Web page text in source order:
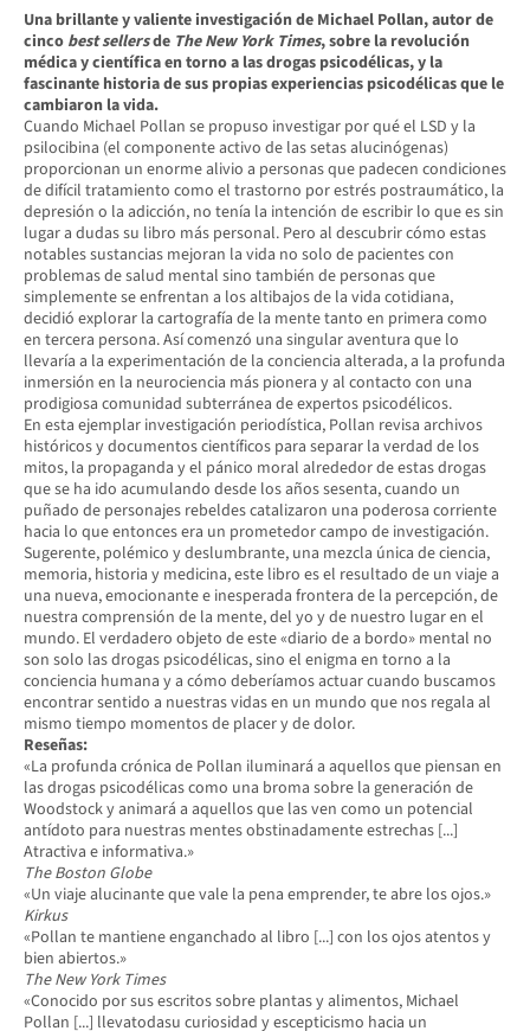
Una brillante y valiente investigación de Michael Pollan, autor de
cinco best sellersde The New York Times, sobre la revolución
médica y científica en torno a las drogas psicodélicas, y la
fascinante historia de sus propias experiencias psicodélicas que le
cambiaron la vida.
Cuando Michael Pollan se propuso investigar por qué el LSD y la
psilocibina (el componente activo de las setas alucinógenas)
proporcionan un enorme alivio a personas que padecen condiciones
de difícil tratamiento como el trastorno por estrés postraumático, la
depresión o la adicción, no tenía la intención de escribir lo que es sin
lugar a dudas su libro más personal. Pero al descubrir cómo estas
notables sustancias mejoran la vida no solo de pacientes con
problemas de salud mental sino también de personas que
simplemente se enfrentan a los altibajos de la vida cotidiana,
decidió explorar la cartografía de la mente tanto en primera como
en tercera persona. Así comenzó una singular aventura que lo
llevaría a la experimentación de la conciencia alterada, a la profunda
inmersión en la neurociencia más pionera y al contacto con una
prodigiosa comunidad subterránea de expertos psicodélicos.
En esta ejemplar investigación periodística, Pollan revisa archivos
históricos y documentos científicos para separar la verdad de los
mitos, la propaganda y el pánico moral alrededor de estas drogas
que se ha ido acumulando desde los años sesenta, cuando un
puñado de personajes rebeldes catalizaron una poderosa corriente
hacia lo que entonces era un prometedor campo de investigación.
Sugerente, polémico y deslumbrante, una mezcla única de ciencia,
memoria, historia y medicina, este libro es el resultado de un viaje a
una nueva, emocionante e inesperada frontera de la percepción, de
nuestra comprensión de la mente, del yo y de nuestro lugar en el
mundo. El verdadero objeto de este «diario de a bordo» mental no
son solo las drogas psicodélicas, sino el enigma en torno a la
conciencia humana y a cómo deberíamos actuar cuando buscamos
encontrar sentido a nuestras vidas en un mundo que nos regala al
mismo tiempo momentos de placer y de dolor.
Reseñas:
«La profunda crónica de Pollan iluminará a aquellos que piensan en
las drogas psicodélicas como una broma sobre la generación de
Woodstock y animará a aquellos que las ven como un potencial
antídoto para nuestras mentes obstinadamente estrechas [...]
Atractiva e informativa.»
The Boston Globe
«Un viaje alucinante que vale la pena emprender, te abre los ojos.»
Kirkus
«Pollan te mantiene enganchado al libro [...] con los ojos atentos y
bien abiertos.»
The New York Times
«Conocido por sus escritos sobre plantas y alimentos, Michael
Pollan [...] llevatodasu curiosidad y escepticismo hacia un